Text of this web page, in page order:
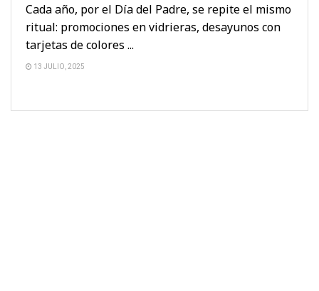
Cada año, por el Día del Padre, se repite el mismo
ritual: promociones en vidrieras, desayunos con
tarjetas de colores ...
13 JULIO, 2025